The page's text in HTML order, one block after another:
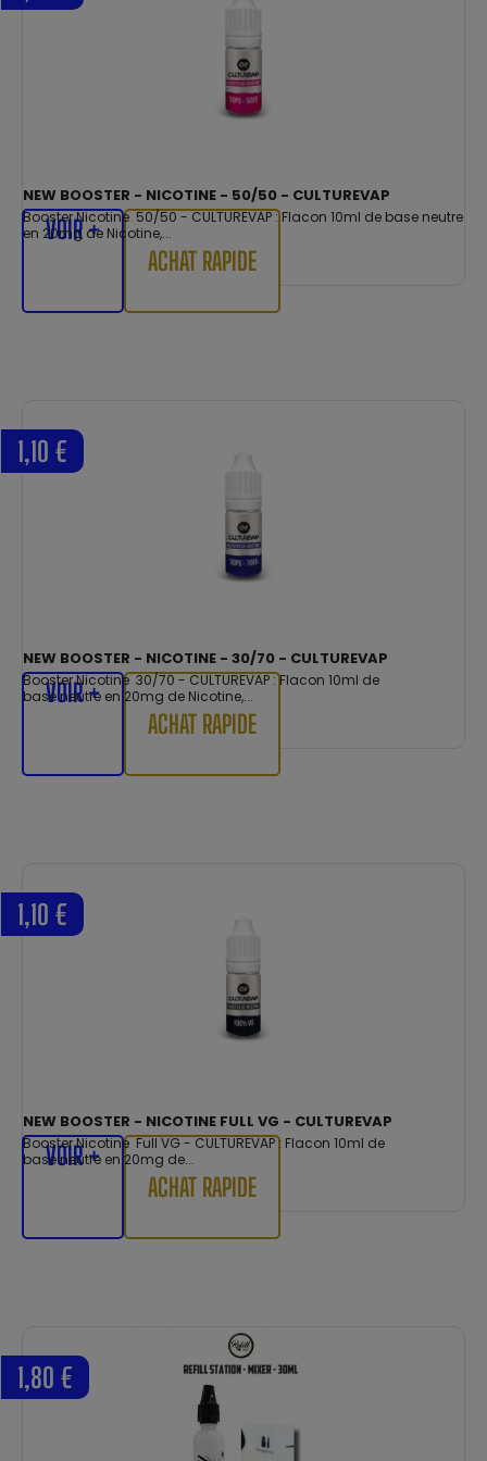
NEW BOOSTER - NICOTINE - 50/50 - CULTUREVAP
Booster Nicotine 50/50 - CULTUREVAP : Flacon 10ml de base neutre
en 20mg de Nicotine,...
VOIR +
ACHAT RAPIDE
NEW BOOSTER - NICOTINE - 30/70 - CULTUREVAP
Booster Nicotine 30/70 - CULTUREVAP : Flacon 10ml de
base neutre en 20mg de Nicotine,...
1,10 €
VOIR +
ACHAT RAPIDE
NEW BOOSTER - NICOTINE FULL VG - CULTUREVAP
Booster Nicotine Full VG - CULTUREVAP : Flacon 10ml de
base neutre en 20mg de...
1,10 €
VOIR +
ACHAT RAPIDE
1,80 €